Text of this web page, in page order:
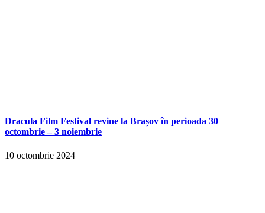
Dracula Film Festival revine la Brașov în perioada 30
octombrie – 3 noiembrie
10 octombrie 2024